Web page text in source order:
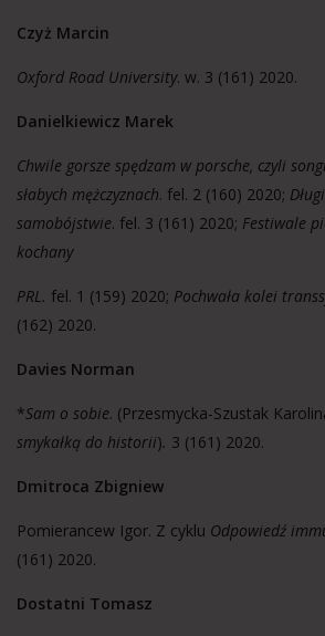
Czyż Marcin
Oxford Road University. w. 3 (161) 2020.
Danielkiewicz Marek
Chwile gorsze spędzam w porsche, czyli
słabych mężczyznach. fel. 2 (160) 2020;
samobójstwie. fel. 3 (161) 2020; Festiwale
kochany
PRL. fel. 1 (159) 2020; Pochwała kolei
(162) 2020.
Davies Norman
*Sam o sobie. (Przesmycka-Szustak
smykałką do historii). 3 (161) 2020.
Dmitroca Zbigniew
Pomierancew Igor. Z cyklu Odpowiedź
(161) 2020.
Dostatni Tomasz